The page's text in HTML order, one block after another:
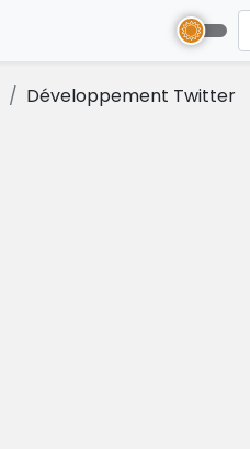
Développement Twitter